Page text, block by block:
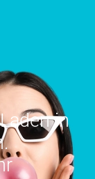
in